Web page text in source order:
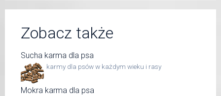
Zobacz także
Sucha karma dla psa
karmy dla psów w każdym wieku i rasy
Mokra karma dla psa